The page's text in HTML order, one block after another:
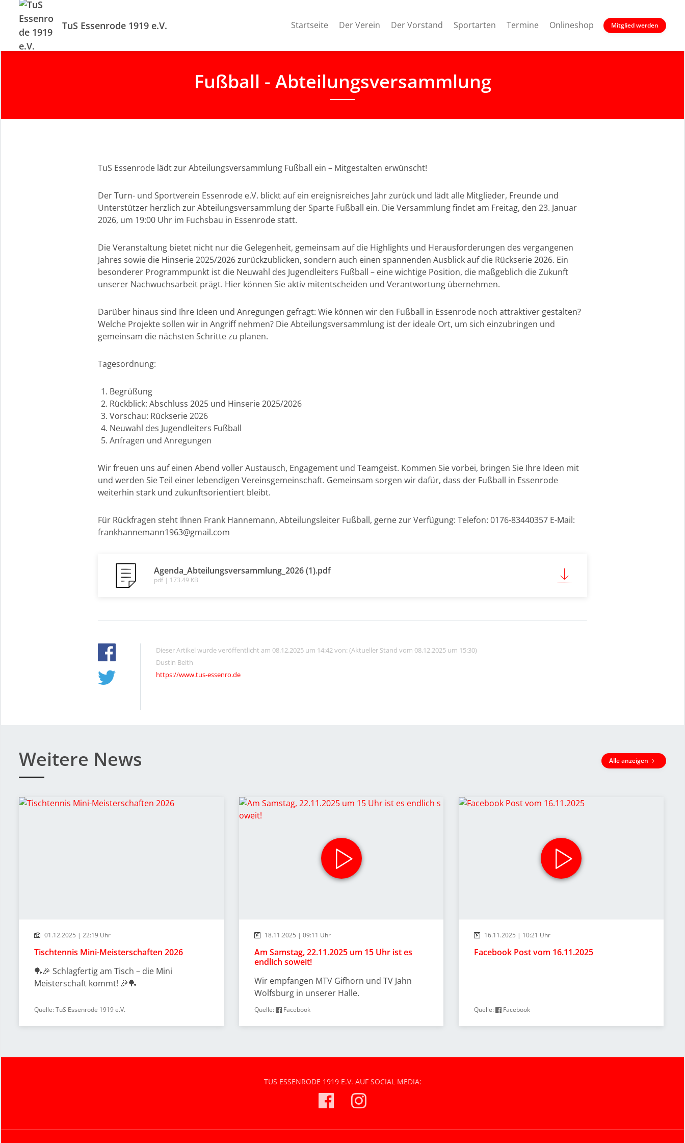
TuS Essenrode 1919 e.V. Startseite Der Verein Der Vorstand Sportarten Termine Onlineshop Mitglied werden
Fußball - Abteilungsversammlung
TuS Essenrode lädt zur Abteilungsversammlung Fußball ein – Mitgestalten erwünscht!
Der Turn- und Sportverein Essenrode e.V. blickt auf ein ereignisreiches Jahr zurück und lädt alle Mitglieder, Freunde und
Unterstützer herzlich zur Abteilungsversammlung der Sparte Fußball ein. Die Versammlung findet am Freitag, den 23. Januar
2026, um 19:00 Uhr im Fuchsbau in Essenrode statt.
Die Veranstaltung bietet nicht nur die Gelegenheit, gemeinsam auf die Highlights und Herausforderungen des vergangenen
Jahres sowie die Hinserie 2025/2026 zurückzublicken, sondern auch einen spannenden Ausblick auf die Rückserie 2026. Ein
besonderer Programmpunkt ist die Neuwahl des Jugendleiters Fußball – eine wichtige Position, die maßgeblich die Zukunft
unserer Nachwuchsarbeit prägt. Hier können Sie aktiv mitentscheiden und Verantwortung übernehmen.
Darüber hinaus sind Ihre Ideen und Anregungen gefragt: Wie können wir den Fußball in Essenrode noch attraktiver gestalten?
Welche Projekte sollen wir in Angriff nehmen? Die Abteilungsversammlung ist der ideale Ort, um sich einzubringen und
gemeinsam die nächsten Schritte zu planen.
Tagesordnung:
Begrüßung
Rückblick: Abschluss 2025 und Hinserie 2025/2026
Vorschau: Rückserie 2026
Neuwahl des Jugendleiters Fußball
Anfragen und Anregungen
Wir freuen uns auf einen Abend voller Austausch, Engagement und Teamgeist. Kommen Sie vorbei, bringen Sie Ihre Ideen mit
und werden Sie Teil einer lebendigen Vereinsgemeinschaft. Gemeinsam sorgen wir dafür, dass der Fußball in Essenrode
weiterhin stark und zukunftsorientiert bleibt.
Für Rückfragen steht Ihnen Frank Hannemann, Abteilungsleiter Fußball, gerne zur Verfügung: Telefon: 0176-83440357 E-Mail:
frankhannemann1963@gmail.com
Agenda_Abteilungsversammlung_2026 (1).pdf
pdf | 173.49 KB
Dieser Artikel wurde veröffentlicht am 08.12.2025 um 14:42 von: (Aktueller Stand vom 08.12.2025 um 15:30)
Dustin Beith
https://www.tus-essenro.de
Weitere News Alle anzeigen
01.12.2025 | 22:19 Uhr
Tischtennis Mini-Meisterschaften 2026
🏓🎉 Schlagfertig am Tisch – die Mini
Meisterschaft kommt! 🎉🏓
Quelle: TuS Essenrode 1919 e.V.
18.11.2025 | 09:11 Uhr
Am Samstag, 22.11.2025 um 15 Uhr ist es
endlich soweit!
Wir empfangen MTV Gifhorn und TV Jahn
Wolfsburg in unserer Halle.
Quelle: Facebook
16.11.2025 | 10:21 Uhr
Facebook Post vom 16.11.2025
Quelle: Facebook
TUS ESSENRODE 1919 E.V. AUF SOCIAL MEDIA: